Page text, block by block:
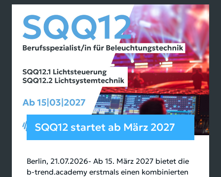
SQQ12 startet ab März 2027
Berlin, 21.07.2026- Ab 15. März 2027 bietet die
b-trend.academy erstmals einen kombinierten